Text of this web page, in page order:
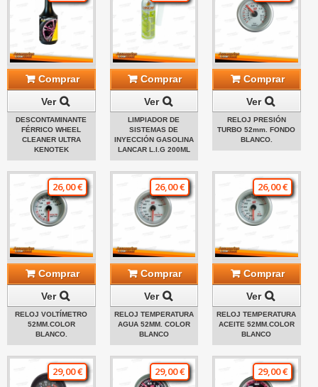
Comprar
Ver
DESCONTAMINANTE
FÉRRICO WHEEL
CLEANER ULTRA
KENOTEK
Comprar
Ver
LIMPIADOR DE
SISTEMAS DE
INYECCIÓN GASOLINA
LANCAR L.I.G 200ML
Comprar
Ver
RELOJ PRESIÓN
TURBO 52mm. FONDO
BLANCO.
26,00 €
Comprar
Ver
RELOJ VOLTÍMETRO
52MM.COLOR
BLANCO.
26,00 €
Comprar
Ver
RELOJ TEMPERATURA
AGUA 52MM. COLOR
BLANCO
26,00 €
Comprar
Ver
RELOJ TEMPERATURA
ACEITE 52MM.COLOR
BLANCO
29,00 € 29,00 € 29,00 €